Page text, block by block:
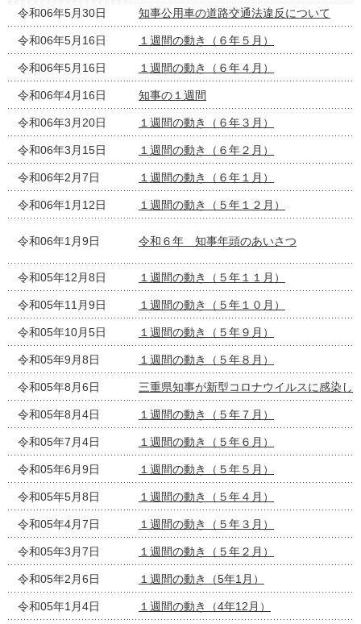
令和06年5月30日 知事公用車の道路交通法違反について
令和06年5月16日 １週間の動き（６年５月）
令和06年5月16日 １週間の動き（６年４月）
令和06年4月16日 知事の１週間
令和06年3月20日 １週間の動き（６年３月）
令和06年3月15日 １週間の動き（６年２月）
令和06年2月7日 １週間の動き（６年１月）
令和06年1月12日 １週間の動き（５年１２月）
令和06年1月9日 令和６年 知事年頭のあいさつ
令和05年12月8日 １週間の動き（５年１１月）
令和05年11月9日 １週間の動き（５年１０月）
令和05年10月5日 １週間の動き（５年９月）
令和05年9月8日 １週間の動き（５年８月）
令和05年8月6日 三重県知事が新型コロナウイルスに感染し
令和05年8月4日 １週間の動き（５年７月）
令和05年7月4日 １週間の動き（５年６月）
令和05年6月9日 １週間の動き（５年５月）
令和05年5月8日 １週間の動き（５年４月）
令和05年4月7日 １週間の動き（５年３月）
令和05年3月7日 １週間の動き（５年２月）
令和05年2月6日 １週間の動き（5年1月）
令和05年1月4日 １週間の動き（4年12月）